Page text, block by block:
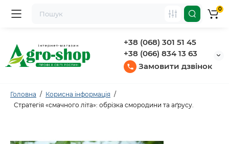
+38 (068) 301 51 45
+38 (066) 834 13 63
Замовити дзвінок
0
Головна
Корисна інформація
Стратегія «смачного літа»: обрізка смородини та аґрусу.